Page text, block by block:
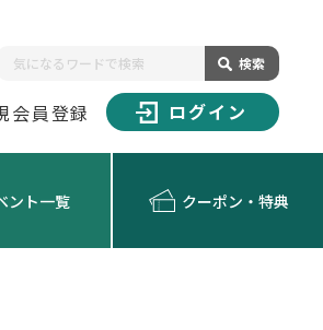
検索
会員登録 ログイン
ント一覧 クーポン・特典